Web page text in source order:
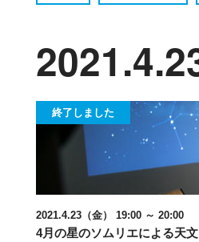
終了しました
2021.4.23（金） 19:00 ～ 20:00
4月の星のソムリエによる天